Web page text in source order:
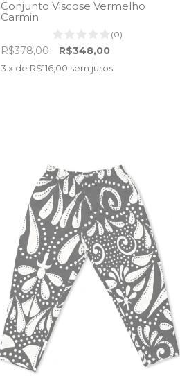
Conjunto Viscose Vermelho
Carmin
(0)
R$378,00 R$348,00
3 x de R$116,00 sem juros